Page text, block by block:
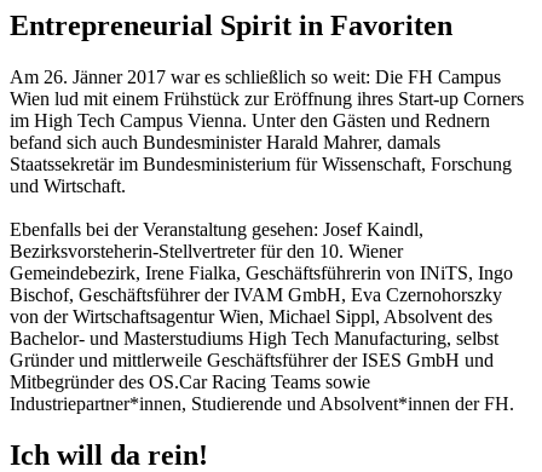
Entrepreneurial Spirit in Favoriten
Am 26. Jänner 2017 war es schließlich so weit: Die FH Campus
Wien lud mit einem Frühstück zur Eröffnung ihres Start-up Corners
im High Tech Campus Vienna. Unter den Gästen und Rednern
befand sich auch Bundesminister Harald Mahrer, damals
Staatssekretär im Bundesministerium für Wissenschaft, Forschung
und Wirtschaft.
Ebenfalls bei der Veranstaltung gesehen: Josef Kaindl,
Bezirksvorsteherin-Stellvertreter für den 10. Wiener
Gemeindebezirk, Irene Fialka, Geschäftsführerin von INiTS, Ingo
Bischof, Geschäftsführer der IVAM GmbH, Eva Czernohorszky
von der Wirtschafts­agentur Wien, Michael Sippl, Absolvent des
Bachelor- und Masterstudiums High Tech Manufacturing, selbst
Gründer und mittlerweile Geschäftsführer der ISES GmbH und
Mitbegründer des OS.Car Racing Teams sowie
Industriepartner*innen, Studie­rende und Absolvent*innen der FH.
Ich will da rein!